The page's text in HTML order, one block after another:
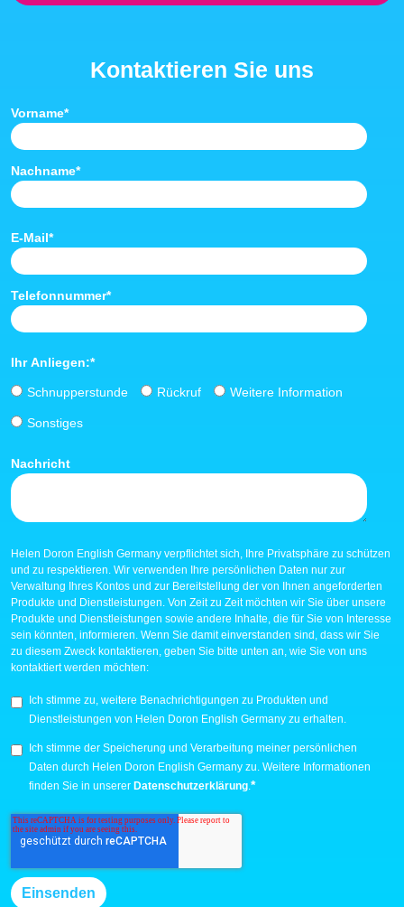
Kontaktieren Sie uns
Vorname*
Nachname*
E-Mail*
Telefonnummer*
Ihr Anliegen:*
Schnupperstunde Rückruf Weitere Information
Sonstiges
Nachricht
Helen Doron English Germany verpflichtet sich, Ihre Privatsphäre zu schützen
und zu respektieren. Wir verwenden Ihre persönlichen Daten nur zur
Verwaltung Ihres Kontos und zur Bereitstellung der von Ihnen angeforderten
Produkte und Dienstleistungen. Von Zeit zu Zeit möchten wir Sie über unsere
Produkte und Dienstleistungen sowie andere Inhalte, die für Sie von Interesse
sein könnten, informieren. Wenn Sie damit einverstanden sind, dass wir Sie
zu diesem Zweck kontaktieren, geben Sie bitte unten an, wie Sie von uns
kontaktiert werden möchten:
Ich stimme zu, weitere Benachrichtigungen zu Produkten und
Dienstleistungen von Helen Doron English Germany zu erhalten.
Ich stimme der Speicherung und Verarbeitung meiner persönlichen
Daten durch Helen Doron English Germany zu. Weitere Informationen
finden Sie in unserer Datenschutzerklärung *